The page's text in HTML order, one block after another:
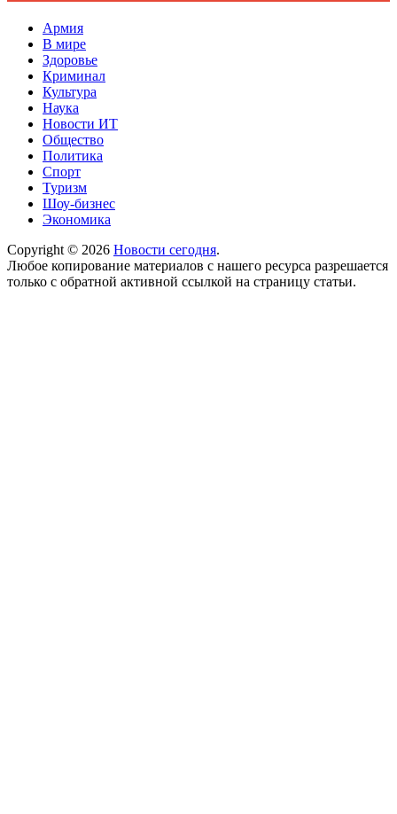
Армия
В мире
Здоровье
Криминал
Культура
Наука
Новости ИТ
Общество
Политика
Спорт
Туризм
Шоу-бизнес
Экономика
Copyright © 2026 Новости сегодня.
Любое копирование материалов с нашего ресурса разрешается
только с обратной активной ссылкой на страницу статьи.